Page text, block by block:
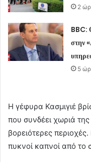
2
BBC:
στην
5
Η γέφυρα Κασμιγιέ
που συνδέει χωριά
βορειότερες
πυκνοί καπνοί από το